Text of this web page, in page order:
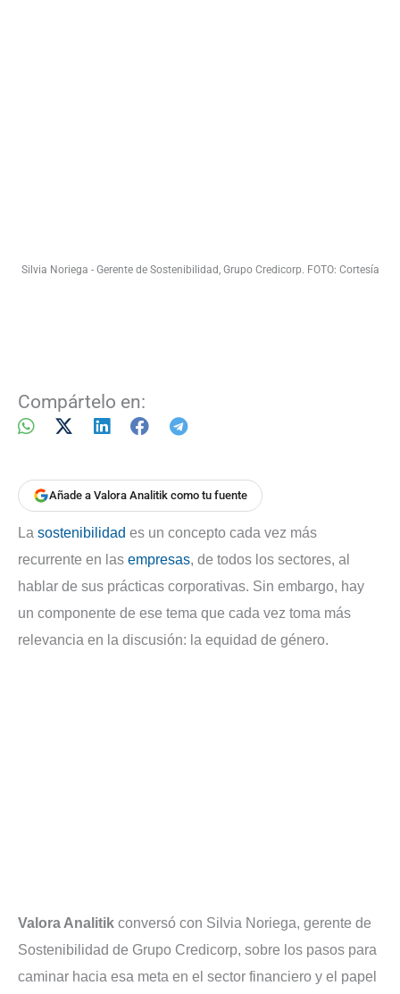
Silvia Noriega - Gerente de Sostenibilidad, Grupo Credicorp. FOTO: Cortesía
Compártelo en:
Añade a Valora Analitik como tu fuente
La sostenibilidad es un concepto cada vez más
recurrente en las empresas, de todos los sectores, al
hablar de sus prácticas corporativas. Sin embargo, hay
un componente de ese tema que cada vez toma más
relevancia en la discusión: la equidad de género.
Valora Analitik conversó con Silvia Noriega, gerente de
Sostenibilidad de Grupo Credicorp, sobre los pasos para
caminar hacia esa meta en el sector financiero y el papel